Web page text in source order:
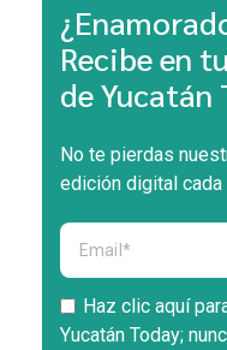
Recibe en
de Yucatán
No te pierdas
edición digital
Haz clic aquí
Yucatán Today;